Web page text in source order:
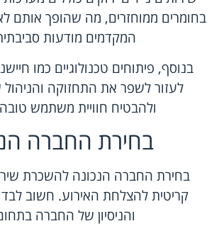
בחומרים ממוחזרים, מה שהופך אותם
המקדמים מודעות
בנוסף, פיתוחים טכנולוגיים כמו
לעזור לשפר את התחזוקה
ולהבטיח חוויית משתמש
בחירת החברה
בחירת החברה הנכונה להשכרת
קריטית להצלחת האירוע. חשוב
והניסיון של החברה